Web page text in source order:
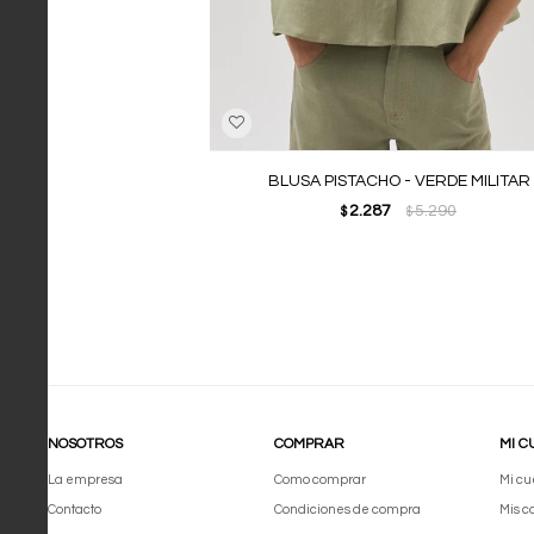
BLUSA PISTACHO - VERDE MILITAR
$2.287 $5.290
NOSOTROS
La empresa
Contacto
COMPRAR
Como comprar
Condiciones de compra
MI
Mi
Mis